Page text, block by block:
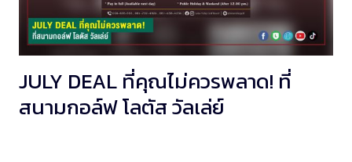
JULY DEAL ที่คุณไม่ควรพลาด! ที่
สนามกอล์ฟ โลตัส วัลเล่ย์